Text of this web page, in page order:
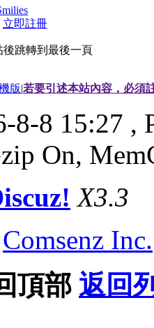
立即註冊
後跳轉到最後一頁
版|若要引述本站內容，必須
8-8 15:27 ,
On,
X3.3
Comsenz Inc.
頂部 返回